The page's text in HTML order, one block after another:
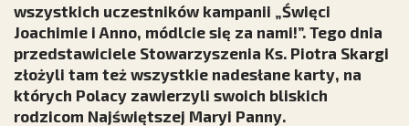
wszystkich uczestników kampanii „Święci
Joachimie i Anno, módlcie się za nami!”. Tego dnia
przedstawiciele Stowarzyszenia Ks. Piotra Skargi
złożyli tam też wszystkie nadesłane karty, na
których Polacy zawierzyli swoich bliskich
rodzicom Najświętszej Maryi Panny.